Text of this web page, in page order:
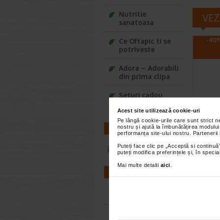
Acest site utilizează cookie-uri
Pe lângă cookie-urile care sunt strict
nostru și ajută la îmbunătățirea
performanța site-ului nostru.
Puteți face clic pe „Acceptă si
puteți modifica preferințele și, în
Mai multe detalii aici
-
100
Formula
Nutritie
sanatoasa
Ce Oftapic ti se
potriveste
Adora – Adorabili
din prima clipa
Seturi cadou
CONTACT
infoline@catena.ro